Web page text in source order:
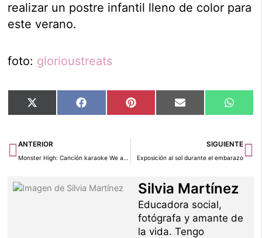
realizar un postre infantil lleno de color para
este verano.
foto: glorioustreats
Compartir
en
X
(Twitter)
Compartir
en
Facebook Compartir
en
Pinterest Compartir
en
Email
en
Ant
ANTERIOR
Monster High: Canción karaoke We are Monster High.
SIGUIENTE
Exposición al sol durante el embarazo
Silvia Martínez
Educadora social,
fotógrafa y amante de
la vida. Tengo